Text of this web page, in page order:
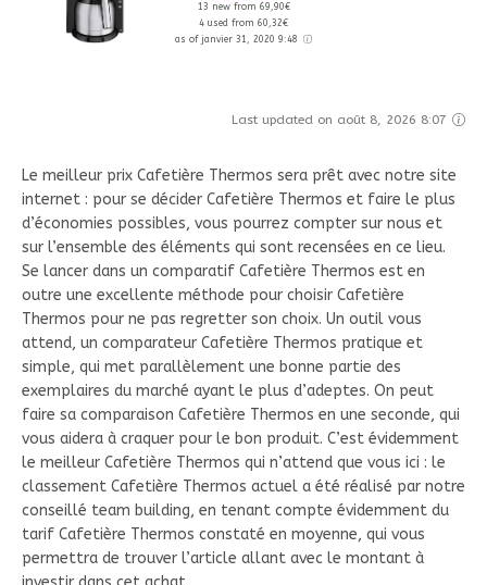
13 new from 69,90€
4 used from 60,32€
as of janvier 31, 2020 9:48
Last updated on août 8, 2026 8:07
Le meilleur prix Cafetière Thermos sera prêt avec notre site
internet : pour se décider Cafetière Thermos et faire le plus
d’économies possibles, vous pourrez compter sur nous et
sur l’ensemble des éléments qui sont recensées en ce lieu.
Se lancer dans un comparatif Cafetière Thermos est en
outre une excellente méthode pour choisir Cafetière
Thermos pour ne pas regretter son choix. Un outil vous
attend, un comparateur Cafetière Thermos pratique et
simple, qui met parallèlement une bonne partie des
exemplaires du marché ayant le plus d’adeptes. On peut
faire sa comparaison Cafetière Thermos en une seconde, qui
vous aidera à craquer pour le bon produit. C’est évidemment
le meilleur Cafetière Thermos qui n’attend que vous ici : le
classement Cafetière Thermos actuel a été réalisé par notre
conseillé team building, en tenant compte évidemment du
tarif Cafetière Thermos constaté en moyenne, qui vous
permettra de trouver l’article allant avec le montant à